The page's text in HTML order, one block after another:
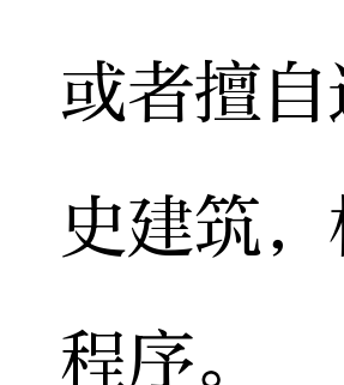
或者擅
史建筑
程序。